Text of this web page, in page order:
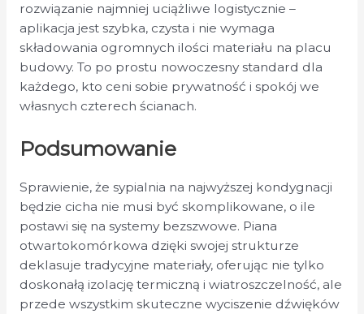
rozwiązanie najmniej uciążliwe logistycznie –
aplikacja jest szybka, czysta i nie wymaga
składowania ogromnych ilości materiału na placu
budowy. To po prostu nowoczesny standard dla
każdego, kto ceni sobie prywatność i spokój we
własnych czterech ścianach.
Podsumowanie
Sprawienie, że sypialnia na najwyższej kondygnacji
będzie cicha nie musi być skomplikowane, o ile
postawi się na systemy bezszwowe. Piana
otwartokomórkowa dzięki swojej strukturze
deklasuje tradycyjne materiały, oferując nie tylko
doskonałą izolację termiczną i wiatroszczelność, ale
przede wszystkim skuteczne wyciszenie dźwięków